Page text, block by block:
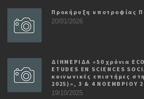
Προκήρυξη υποτροφίας
20/01/2026
ΔΙΗΜΕΡΙΔΑ «50 χρόνια
ETUDES EN SCIENCES
κοινωνικές επιστήμες
2025)», 3 & 4 ΝΟΕΜΒΡΙΟΥ
19/10/2025